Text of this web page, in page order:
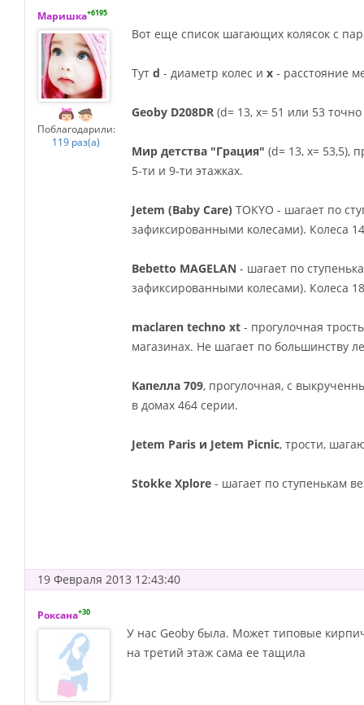
Маришка+6195
Поблагодарили:
119 раз(а)
Вот еще список шагающих колясок с
Тут d - диаметр колес и x - расстояние
Geoby D208DR (d= 13, х= 51 или 53
Мир детства "Грация" (d= 13, х= 53,5),
5-ти и 9-ти этажках.
Jetem (Baby Care) TOKYO - шагает по
зафиксированными колесами). Колеса
Bebetto MAGELAN - шагает по
зафиксированными колесами). Колеса
maclaren techno xt - прогулочная
магазинах. Не шагает по большинству
Капелла 709, прогулочная, с
в домах 464 серии.
Jetem Paris и Jetem Picnic, трости,
Stokke Xplore - шагает по ступенькам
19 Февраля 2013 12:43:40
Роксана+30
У нас Geoby была. Может типовые
на третий этаж сама ее тащила